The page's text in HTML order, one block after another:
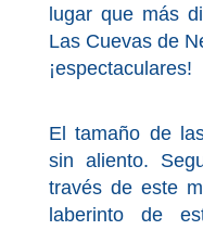
Reserva de
Maro
Todos
lugar que más
Las Cuevas de
¡espectaculares!
El tamaño de
sin aliento.
través de este
laberinto de